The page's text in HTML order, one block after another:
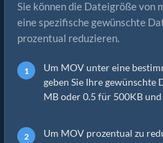
Sie können die Dateigröße von
eine spezifische gewünschte
prozentual reduzieren.
Um MOV unter eine
geben Sie Ihre gewünschte
MB oder 0.5 für 500KB
Um MOV prozentual zu